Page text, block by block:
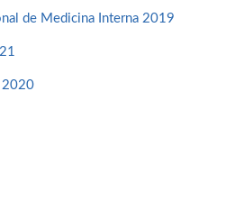
de Medicina Interna 2019
2020